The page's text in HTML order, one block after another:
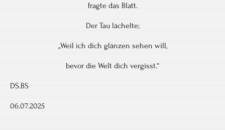
fragte das Blatt.
Der Tau lächelte;
„Weil ich dich glänzen sehen will,
bevor die Welt dich vergisst.“
DS.BS
06.07.2025